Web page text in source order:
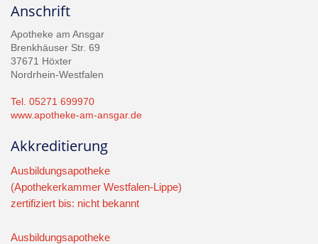
Anschrift
Apotheke am Ansgar
Brenkhäuser Str. 69
37671 Höxter
Nordrhein-Westfalen
Tel. 05271 699970
www.apotheke-am-ansgar.de
Akkreditierung
Ausbildungsapotheke
(Apothekerkammer Westfalen-Lippe)
zertifiziert bis: nicht bekannt
Ausbildungsapotheke